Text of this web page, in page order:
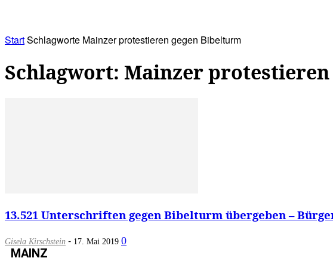
StartSchlagworte Mainzer protestieren gegen Bibelturm
Schlagwort: Mainzer
13.521 Unterschriften gegen Bibelturm übergeben –
Gisela Kirschstein - 17. Mai 2019 0
MAINZ